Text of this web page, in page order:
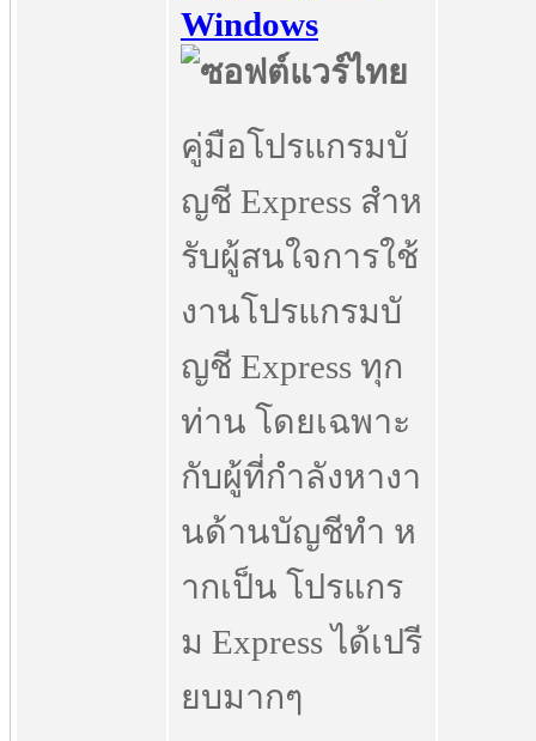
Windows
คู่มือโปรแกรมบั
ญชี Express สำห
รับผู้สนใจการใช้
งานโปรแกรมบั
ญชี Express ทุก
ท่าน โดยเฉพาะ
กับผู้ที่กำลังหางา
นด้านบัญชีทำ ห
ากเป็น โปรแกร
ม Express ได้เปรี
ยบมากๆ